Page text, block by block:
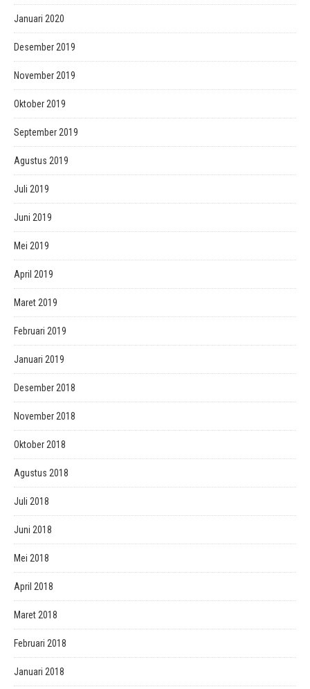
Januari 2020
Desember 2019
November 2019
Oktober 2019
September 2019
Agustus 2019
Juli 2019
Juni 2019
Mei 2019
April 2019
Maret 2019
Februari 2019
Januari 2019
Desember 2018
November 2018
Oktober 2018
Agustus 2018
Juli 2018
Juni 2018
Mei 2018
April 2018
Maret 2018
Februari 2018
Januari 2018